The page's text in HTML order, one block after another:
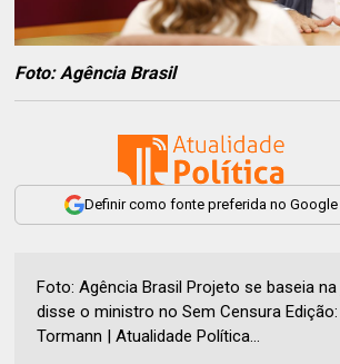
Foto: Agência Brasil
Definir como fonte preferida no Google
Foto: Agência Brasil Projeto se baseia
disse o ministro no Sem Censura
Tormann | Atualidade Política...